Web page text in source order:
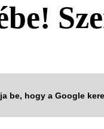
be, hogy a Google